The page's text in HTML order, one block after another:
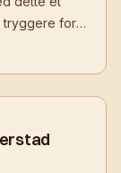
tryggere for